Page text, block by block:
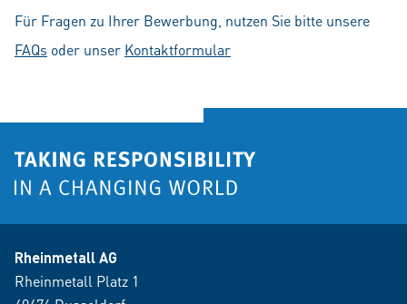
Für Fragen zu Ihrer Bewerbung, nutzen Sie bitte unsere
FAQs oder unser Kontaktformular
Rheinmetall AG
Rheinmetall Platz 1